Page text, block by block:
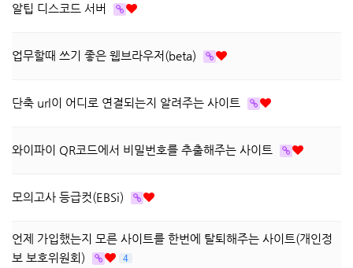
알팁 디스코드 서버
업무할때 쓰기 좋은 웹브라우저(beta)
단축 url이 어디로 연결되는지 알려주는 사이트
와이파이 QR코드에서 비밀번호를 추출해주는 사이트
모의고사 등급컷(EBSi)
언제 가입했는지 모른 사이트를 한번에 탈퇴해주는 사이트(개인정
보 보호위원회)
4